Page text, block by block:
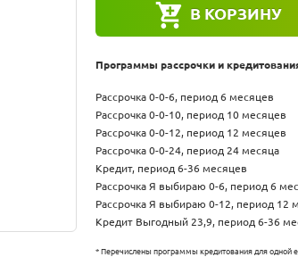
В КОРЗИНУ
Программы рассрочки и
Рассрочка 0-0-6, период 6 месяцев
Рассрочка 0-0-10, период 10 месяцев
Рассрочка 0-0-12, период 12 месяцев
Рассрочка 0-0-24, период 24 месяца
Кредит, период 6-36 месяцев
Рассрочка Я выбираю 0-6, период 6
Рассрочка Я выбираю 0-12, период 12
Кредит Выгодный 23,9, период 6-36
* Перечислены программы кредитования для одной